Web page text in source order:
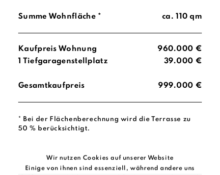
Wir nutzen Cookies auf unserer Website
Einige von ihnen sind essenziell, während andere uns
Summe Wohnfläche * ca. 110 qm
Kaufpreis Wohnung
960.000 €
1 Tiefgaragenstellplatz
39.000 €
Gesamtkaufpreis 999.000 €
* Bei der Flächenberechnung wird die Terrasse zu
50 % berücksichtigt.